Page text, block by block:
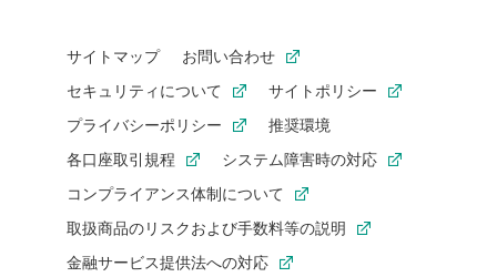
サイトマップ
お問い合わせ
セキュリティについて
サイトポリシー
プライバシーポリシー
推奨環境
各口座取引規程
システム障害時の対応
コンプライアンス体制について
取扱商品のリスクおよび手数料等の説明
金融サービス提供法への対応